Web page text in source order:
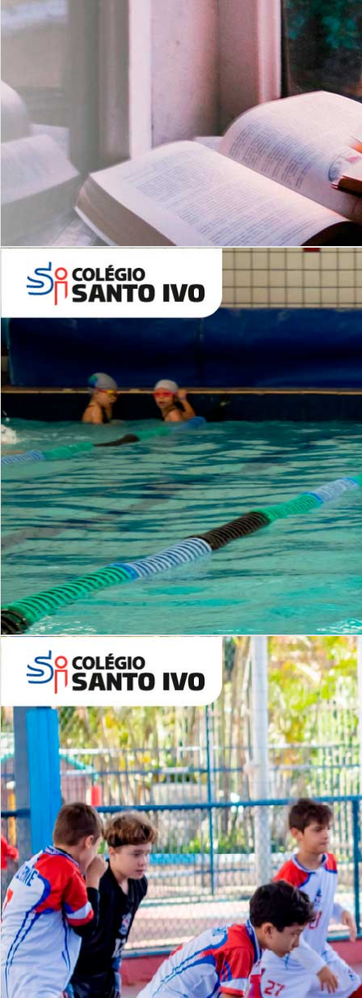
Leituras Literárias
Período Integral | Saiba mais
es
Com imersão Bilingue - Anos
Finais
6º AO 9º ANO FUNDAMENTAL
Inglês: Turmas Reduzidas
(Proficiência)
ALUNOS NOVOS
Entre em Contato
INSTITUCIONAL
Lista de vídeos
NOSSOCANAL